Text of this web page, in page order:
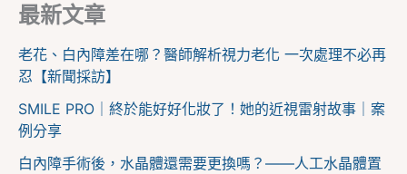
最新文章
老花、白內障差在哪？醫師解析視力老化 一次處理不必再
忍【新聞採訪】
SMILE PRO｜終於能好好化妝了！她的近視雷射故事｜案
例分享
白內障手術後，水晶體還需要更換嗎？——人工水晶體置